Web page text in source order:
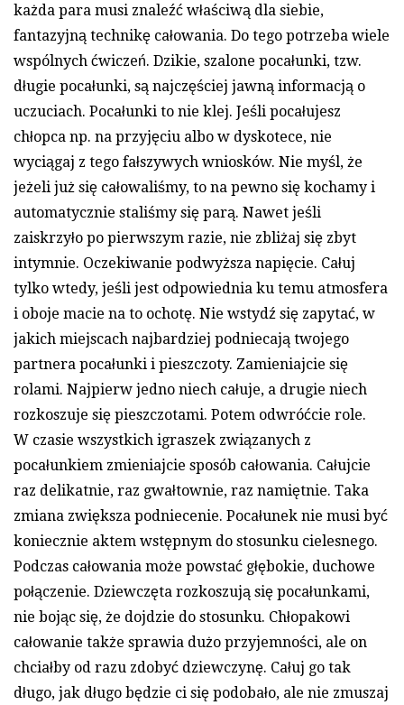
każda para musi znaleźć właściwą dla siebie,
fantazyjną technikę całowania. Do tego potrzeba wiele
wspólnych ćwiczeń. Dzikie, szalone pocałunki, tzw.
długie pocałunki, są najczęściej jawną informacją o
uczuciach. Pocałunki to nie klej. Jeśli pocałujesz
chłopca np. na przyjęciu albo w dyskotece, nie
wyciągaj z tego fałszywych wniosków. Nie myśl, że
jeżeli już się całowaliśmy, to na pewno się kochamy i
automatycznie staliśmy się parą. Nawet jeśli
zaiskrzyło po pierwszym razie, nie zbliżaj się zbyt
intymnie. Oczekiwanie podwyższa napięcie. Całuj
tylko wtedy, jeśli jest odpowiednia ku temu atmosfera
i oboje macie na to ochotę. Nie wstydź się zapytać, w
jakich miejscach najbardziej podniecają twojego
partnera pocałunki i pieszczoty. Zamieniajcie się
rolami. Najpierw jedno niech całuje, a drugie niech
rozkoszuje się pieszczotami. Potem odwróćcie role.
W czasie wszystkich igraszek związanych z
pocałunkiem zmieniajcie sposób całowania. Całujcie
raz delikatnie, raz gwałtownie, raz namiętnie. Taka
zmiana zwiększa podniecenie. Pocałunek nie musi być
koniecznie aktem wstępnym do stosunku cielesnego.
Podczas całowania może powstać głębokie, duchowe
połączenie. Dziewczęta rozkoszują się pocałunkami,
nie bojąc się, że dojdzie do stosunku. Chłopakowi
całowanie także sprawia dużo przyjemności, ale on
chciałby od razu zdobyć dziewczynę. Całuj go tak
długo, jak długo będzie ci się podobało, ale nie zmuszaj